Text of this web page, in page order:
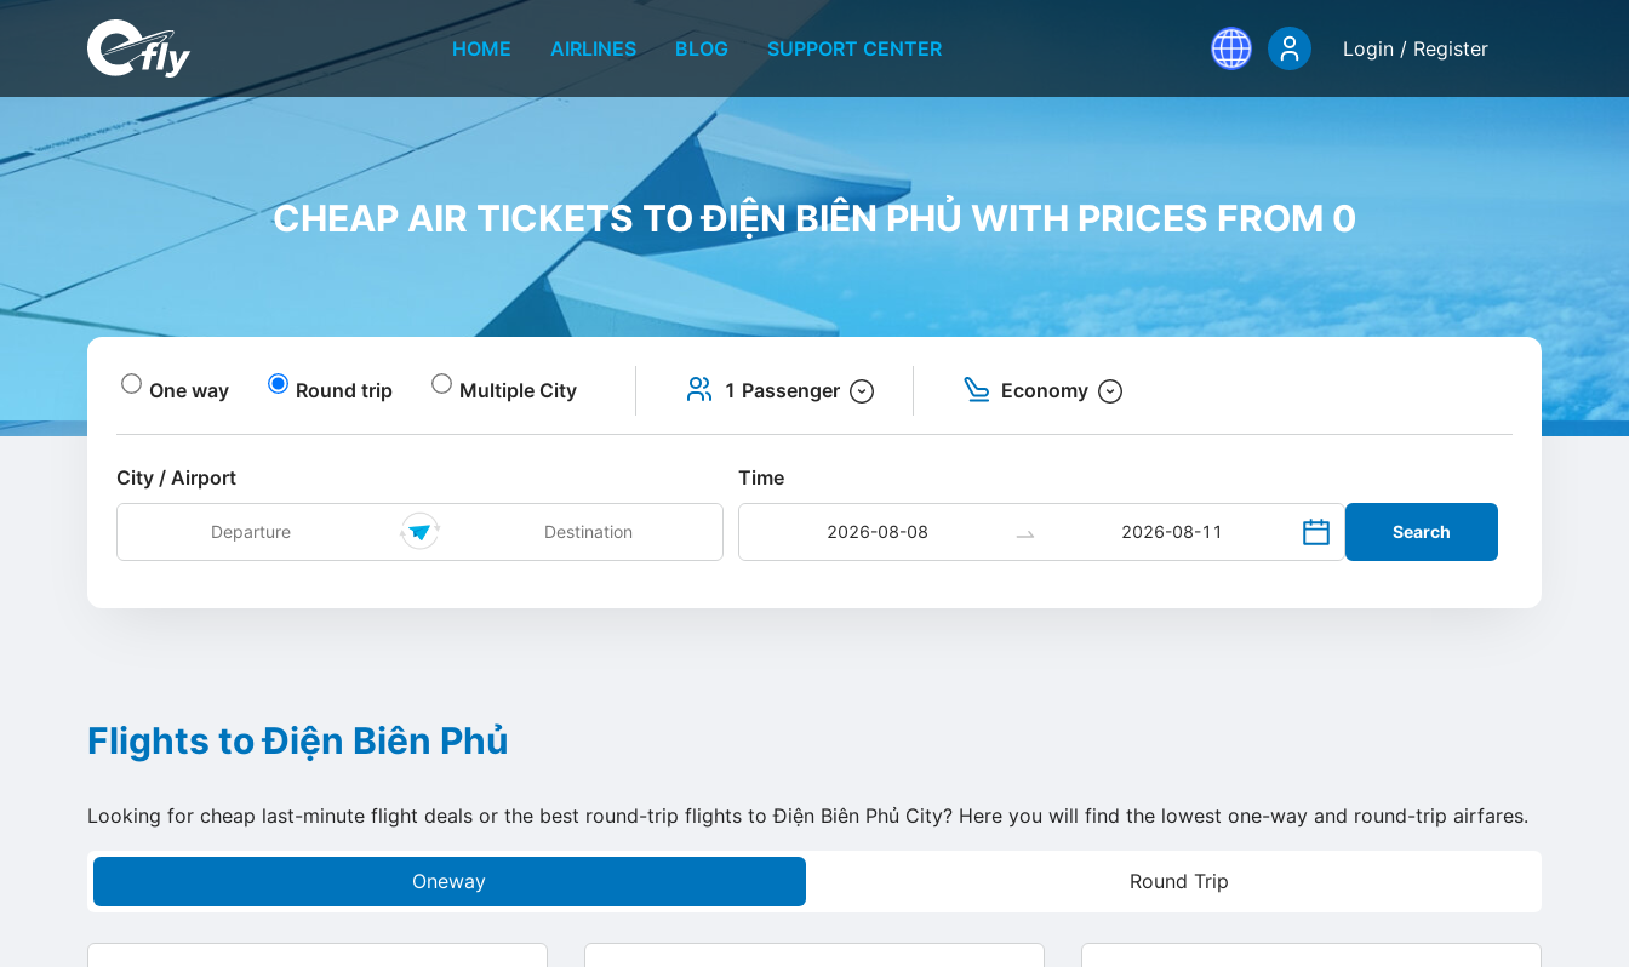
HOME AIRLINES BLOG SUPPORT CENTER Login / Register
CHEAP AIR TICKETS TO ĐIỆN BIÊN PHỦ WITH PRICES FROM 0
One way Round trip Multiple City 1 Passenger Economy
City / Airport Time
Search
Flights to Điện Biên Phủ
Looking for cheap last-minute flight deals or the best round-trip flights to Điện Biên Phủ City? Here you will find the lowest one-way and round-trip airfares.
Oneway Round Trip